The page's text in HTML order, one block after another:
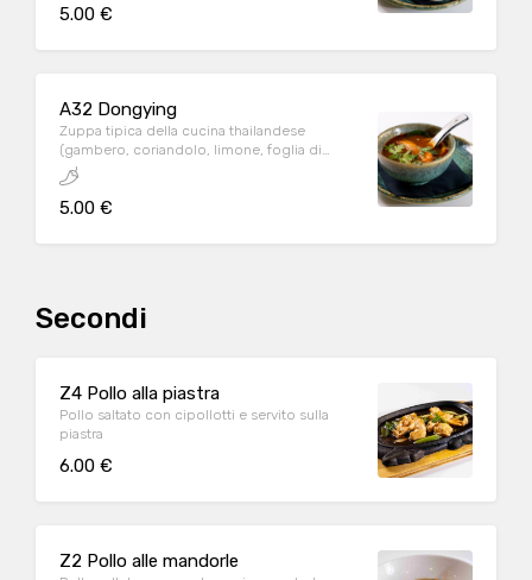
5.00 €
A32 Dongying
Zuppa tipica della cucina thailandese
(gambero, coriandolo, limone, foglia di
limone, lemon grass)
5.00 €
Secondi
Z4 Pollo alla piastra
Pollo saltato con cipollotti e servito sulla
piastra
6.00 €
Z2 Pollo alle mandorle